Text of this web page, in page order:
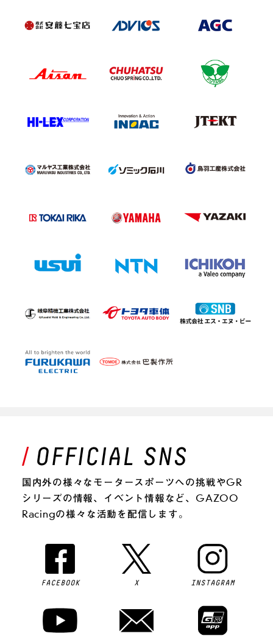
国内外の様々なモータースポーツへの挑戦やGR
シリーズの情報、イベント情報など、GAZOO
Racingの様々な活動を配信します。
FACEBOOK X INSTAGRAM